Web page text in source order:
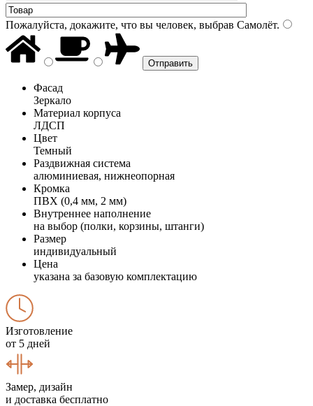
Пожалуйста, докажите, что вы человек, выбрав Самолёт.
Фасад
Зеркало
Материал корпуса
ЛДСП
Цвет
Темный
Раздвижная система
алюминиевая, нижнеопорная
Кромка
ПВХ (0,4 мм, 2 мм)
Внутреннее наполнение
на выбор (полки, корзины, штанги)
Размер
индивидуальный
Цена
указана за базовую комплектацию
Изготовление
от 5 дней
Замер, дизайн
и доставка бесплатно